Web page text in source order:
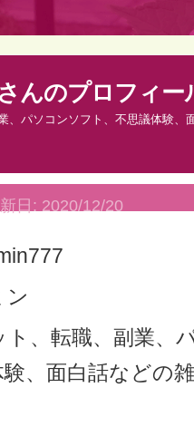
んのプロフィー
、パソコンソフト、不思議体験、
日: 2020/12/20
ン
ト、転職、副業、
、面白話などの